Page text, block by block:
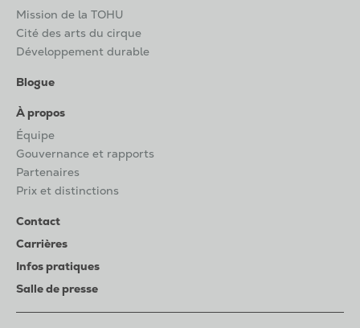
Mission de la TOHU
Cité des arts du cirque
Développement durable
Blogue
À propos
Équipe
Gouvernance et rapports
Partenaires
Prix et distinctions
Contact
Carrières
Infos pratiques
Salle de presse